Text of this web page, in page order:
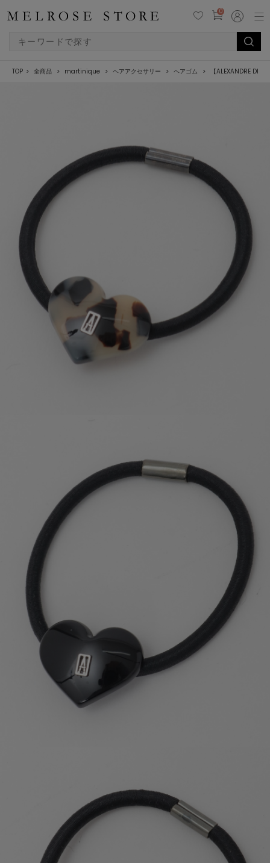
0
TOP 全商品 martinique ヘアアクセサリー ヘアゴム 【ALEXANDRE DE